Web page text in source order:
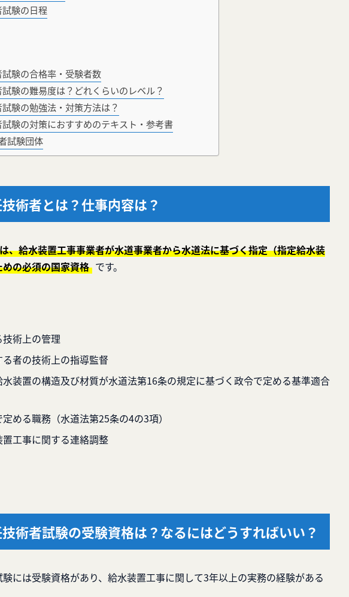
験の日程
験の合格率・受験者数
験の難易度は？どれくらいのレベル？
験の勉強法・対策方法は？
験の対策におすすめのテキスト・参考書
試験団体
術者とは？仕事内容は？
、給水装置工事事業者が水道事業者から水道法に基づく指定（指定給水装
の必須の国家資格 です。
術上の管理
者の技術上の指導監督
装置の構造及び材質が水道法第16条の規定に基づく政令で定める基準適合
める職務（水道法第25条の4の3項）
工事に関する連絡調整
術者試験の受験資格は？なるにはどうすればいい？
には受験資格があり、給水装置工事に関して3年以上の実務の経験がある